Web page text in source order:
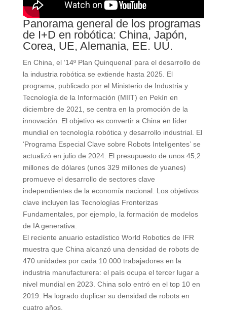
Panorama general de los programas
de I+D en robótica: China, Japón,
Corea, UE, Alemania, EE. UU.
En China, el ‘14º Plan Quinquenal’ para el desarrollo de
la industria robótica se extiende hasta 2025. El
programa, publicado por el Ministerio de Industria y
Tecnología de la Información (MIIT) en Pekín en
diciembre de 2021, se centra en la promoción de la
innovación. El objetivo es convertir a China en líder
mundial en tecnología robótica y desarrollo industrial. El
‘Programa Especial Clave sobre Robots Inteligentes’ se
actualizó en julio de 2024. El presupuesto de unos 45,2
millones de dólares (unos 329 millones de yuanes)
promueve el desarrollo de sectores clave
independientes de la economía nacional. Los objetivos
clave incluyen las Tecnologías Fronterizas
Fundamentales, por ejemplo, la formación de modelos
de IA generativa.
El reciente anuario estadístico World Robotics de IFR
muestra que China alcanzó una densidad de robots de
470 unidades por cada 10.000 trabajadores en la
industria manufacturera: el país ocupa el tercer lugar a
nivel mundial en 2023. China solo entró en el top 10 en
2019. Ha logrado duplicar su densidad de robots en
cuatro años.